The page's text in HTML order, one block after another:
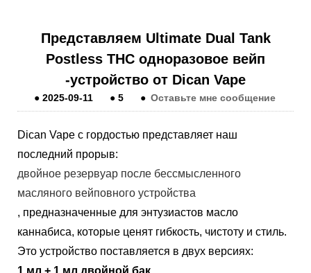
Представляем Ultimate Dual Tank
Postless THC одноразовое вейп
-устройство от Dican Vape
● 2025-09-11 ● 5 ● Оставьте мне сообщение
Dican Vape с гордостью представляет наш
последний прорыв:
двойное резервуар после бессмысленного
масляного вейповного устройства
, предназначенные для энтузиастов масло
каннабиса, которые ценят гибкость, чистоту и стиль.
Это устройство поставляется в двух версиях:
1 мл + 1 мл двойной бак